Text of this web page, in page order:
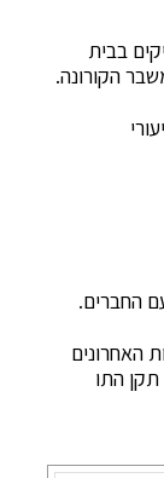
בבית
הקורונה.
החברים.
האחרונים
התו